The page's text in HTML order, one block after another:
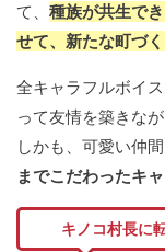
て、 種族が共生で
せて、新たな町づ
全キャラフルボイ
って友情を築きな
しかも、可愛い仲間
までこだわったキ
キノコ村長に